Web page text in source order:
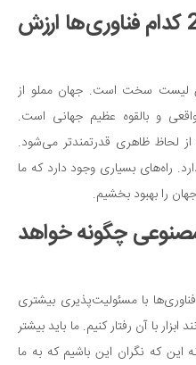
2. سوال: در سال 2020 کدام فناوری‌ها ارزش
لیست سخت است. جهان مملو از
و بالقوه عظیم جهانی است.
لحاظ ظاهری قدرتمندتر می‌شود.
راه‌های بسیاری وجود دارد که ما
را بهبود بخشیم.
چگونه خواهد
با مسئولیت‌پذیری بیشتری
ابزار با آن رفتار کنیم. ما باید بیشتر
این که نگران این باشیم که به ما